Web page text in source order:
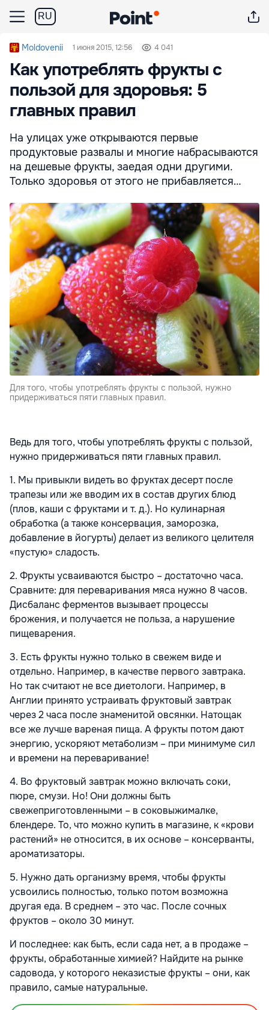
RU
Moldovenii 1 июня 2015, 12:56 4 041
Как употреблять фрукты с
пользой для здоровья: 5
главных правил
На улицах уже открываются первые
продуктовые развалы и многие набрасываются
на дешевые фрукты, заедая одни другими.
Только здоровья от этого не прибавляется…
Для того, чтобы употреблять фрукты с пользой, нужно
придерживаться пяти главных правил.
Ведь для того, чтобы употреблять фрукты с пользой,
нужно придерживаться пяти главных правил.
1. Мы привыкли видеть во фруктах десерт после
трапезы или же вводим их в состав других блюд
(плов, каши с фруктами и т. д.). Но кулинарная
обработка (а также консервация, заморозка,
добавление в йогурты) делает из великого целителя
«пустую» сладость.
2. Фрукты усваиваются быстро – достаточно часа.
Сравните: для переваривания мяса нужно 8 часов.
Дисбаланс ферментов вызывает процессы
брожения, и получается не польза, а нарушение
пищеварения.
3. Есть фрукты нужно только в свежем виде и
отдельно. Например, в качестве первого завтрака.
Но так считают не все диетологи. Например, в
Англии принято устраивать фруктовый завтрак
через 2 часа после знаменитой овсянки. Натощак
все же лучше вареная пища. А фрукты потом дают
энергию, ускоряют метаболизм – при минимуме сил
и времени на переваривание!
4. Во фруктовый завтрак можно включать соки,
пюре, смузи. Но! Они должны быть
свежеприготовленными – в соковыжималке,
блендере. То, что можно купить в магазине, к «крови
растений» не относится, в их основе – консерванты,
ароматизаторы.
5. Нужно дать организму время, чтобы фрукты
усвоились полностью, только потом возможна
другая еда. В среднем – это час. После сочных
фруктов – около 30 минут.
И последнее: как быть, если сада нет, а в продаже –
фрукты, обработанные химией? Найдите на рынке
садовода, у которого неказистые фрукты – они, как
правило, самые натуральные.